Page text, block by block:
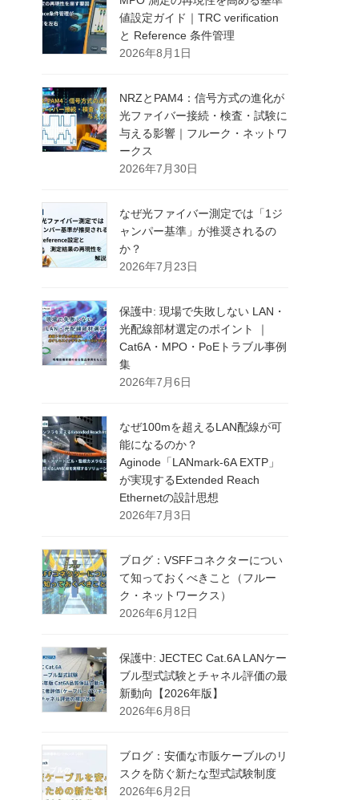
値設定ガイド｜TRC verification
と Reference 条件管理
2026年8月1日
NRZとPAM4：信号方式の進化が
光ファイバー接続・検査・試験に
与える影響｜フルーク・ネットワ
ークス
2026年7月30日
なぜ光ファイバー測定では「1ジ
ャンパー基準」が推奨されるの
か？
2026年7月23日
保護中: 現場で失敗しない LAN・
光配線部材選定のポイント ｜
Cat6A・MPO・PoEトラブル事例
集
2026年7月6日
なぜ100mを超えるLAN配線が可
能になるのか？
Aginode「LANmark-6A EXTP」
が実現するExtended Reach
Ethernetの設計思想
2026年7月3日
ブログ：VSFFコネクターについ
て知っておくべきこと（フルー
ク・ネットワークス）
2026年6月12日
保護中: JECTEC Cat.6A LANケー
ブル型式試験とチャネル評価の最
新動向【2026年版】
2026年6月8日
ブログ：安価な市販ケーブルのリ
スクを防ぐ新たな型式試験制度
2026年6月2日